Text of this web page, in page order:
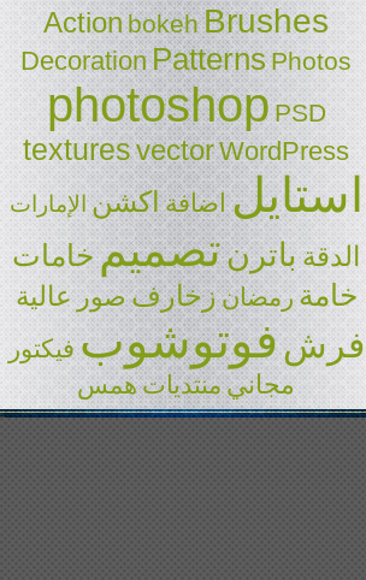
Action bokehBrushes
DecorationPatterns Photos
photoshopPSD
texturesvectorWordPress
استايلاضافةاكشن الإمارات
الدقة باترنتصميمخامات
خامة رمضانزخارفصور عالية
فرشفوتوشوب فيكتور
مجاني منتدياتهمس